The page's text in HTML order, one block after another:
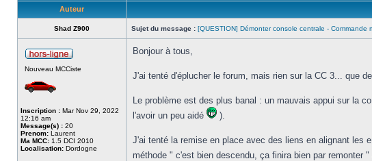
Auteur
Shad Z900 Sujet du message : [QUESTION] Démonter console centrale - Commande
Nouveau MCCiste
Inscription : Mar Nov 29, 2022
12:16 am
Message(s) : 20
Prenom: Laurent
Ma MCC: 1.5 DCI 2010
Localisation: Dordogne
Bonjour à tous,
J'ai tenté d'éplucher le forum, mais rien sur la CC 3... que
Le problème est des plus banal : un mauvais appui sur la
l'avoir un peu aidé
).
J'ai tenté la remise en place avec des liens en alignant les
méthode " c'est bien descendu, ça finira bien par remonter